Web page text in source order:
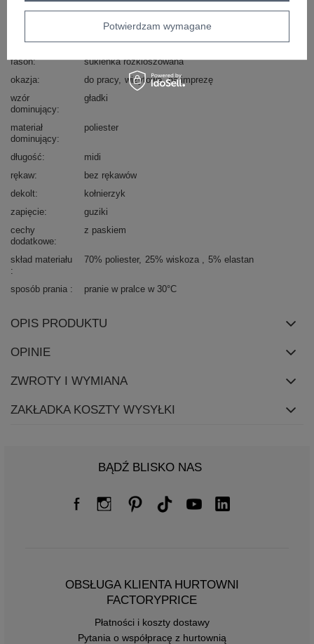
RUE PARIS
typ produktu
sukienka elegancka
fason
sukienka rozkloszowana
okazja
do pracy wizytowe na imprezę
wzór
dominujący
gładki
materiał
dominujący
poliester
długość
midi
rękaw
bez rękawów
dekolt
kołnierzyk
zapięcie
guziki
cechy
dodatkowe
z paskiem
skład materiału 70% poliester 25% wiskoza 5% elastan
sposób prania pranie w pralce w 30°C
OPIS PRODUKTU
OPINIE
ZWROTY I WYMIANA
ZAKŁADKA KOSZTY WYSYŁKI
BĄDŹ BLISKO NAS
OBSŁUGA KLIENTA HURTOWNI
FACTORYPRICE
Płatności i koszty dostawy
Pytania o współpracę z hurtownią
Potwierdzam wymagane